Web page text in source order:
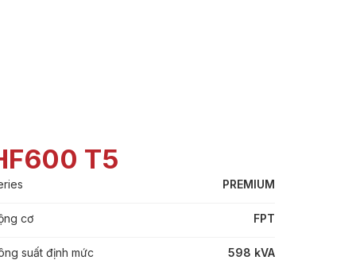
T5
PREMIUM
cơ FPT
suất định mức 598 kVA